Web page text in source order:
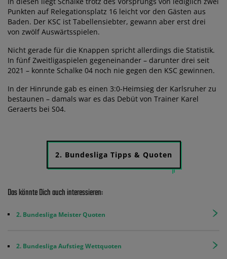
Punkten auf Relegationsplatz 16 leicht vor den Gästen aus
Baden. Der KSC ist Tabellensiebter, gewann aber erst drei
von zwölf Auswärtsspielen.
Nicht gerade für die Knappen spricht allerdings die Statistik.
In fünf Zweitligaspielen gegeneinander – darunter drei seit
2021 – konnte Schalke 04 noch nie gegen den KSC gewinnen.
In der Hinrunde gab es einen 3:0-Heimsieg der Karlsruher zu
bestaunen – damals war es das Debüt von Trainer Karel
Geraerts bei S04.
2. Bundesliga Tipps & Quoten
Das könnte Dich auch interessieren:
2. Bundesliga Meister Quoten
2. Bundesliga Aufstieg Wettquoten